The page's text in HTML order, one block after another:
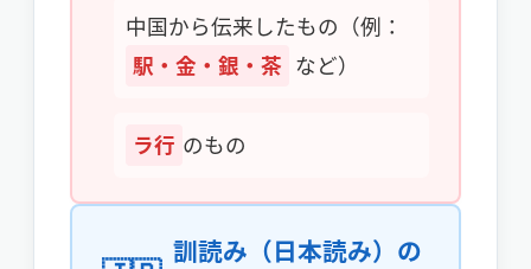
中国から伝来したもの（例：
駅・金・銀・茶
など）
ラ行 のもの
訓読み（日本読み）の